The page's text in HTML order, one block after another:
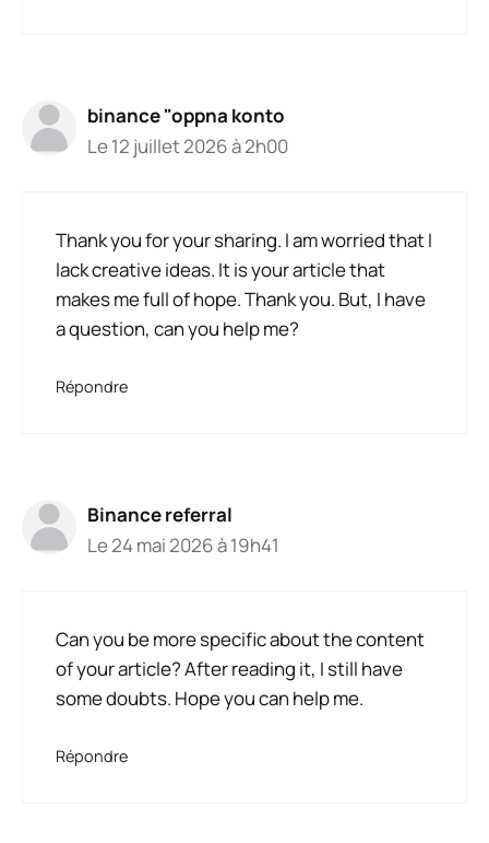
binance "oppna konto
Le 12 juillet 2026 à 2h00
Thank you for your sharing. I am worried that I
lack creative ideas. It is your article that
makes me full of hope. Thank you. But, I have
a question, can you help me?
Répondre
Binance referral
Le 24 mai 2026 à 19h41
Can you be more specific about the content
of your article? After reading it, I still have
some doubts. Hope you can help me.
Répondre